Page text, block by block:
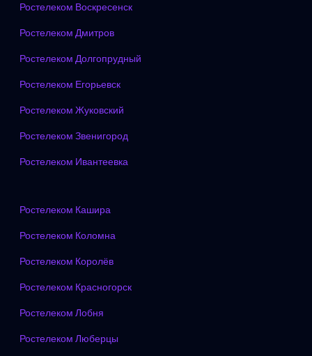
Ростелеком Воскресенск
Ростелеком Дмитров
Ростелеком Долгопрудный
Ростелеком Егорьевск
Ростелеком Жуковский
Ростелеком Звенигород
Ростелеком Ивантеевка
Ростелеком Кашира
Ростелеком Коломна
Ростелеком Королёв
Ростелеком Красногорск
Ростелеком Лобня
Ростелеком Люберцы